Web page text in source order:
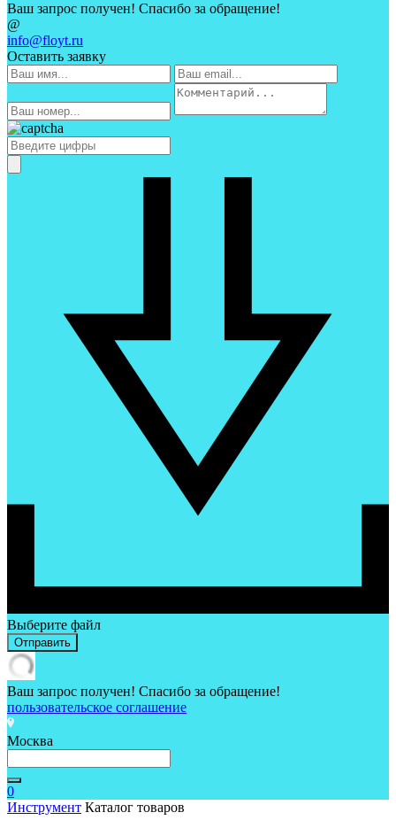
Ваш запрос получен! Спасибо за обращение!
@
info@floyt.ru
Оставить заявку
Выберите файл
Отправить
Ваш запрос получен! Спасибо за обращение!
пользовательское соглашение
Москва
0
Инструмент Каталог товаров